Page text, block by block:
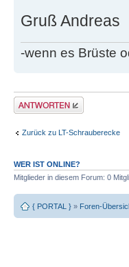
Gruß Andreas
-wenn es Brüste
Antwort erstellen
Zurück zu LT-Schrauberecke
WER IST ONLINE?
Mitglieder in diesem Forum: 0
{ PORTAL } » Foren-